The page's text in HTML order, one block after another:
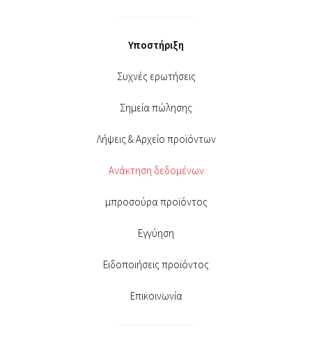
Υποστήριξη
Συχνές ερωτήσεις
Σημεία πώλησης
Λήψεις & Αρχείο προϊόντων
Ανάκτηση δεδομένων
μπροσούρα προϊόντος
Εγγύηση
Ειδοποιήσεις προϊόντος
Επικοινωνία